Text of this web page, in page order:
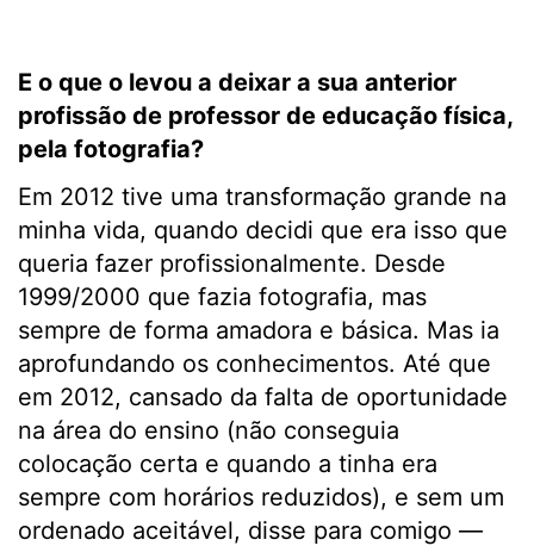
E o que o levou a deixar a sua anterior
profissão de professor de educação física,
pela fotografia?
Em 2012 tive uma transformação grande na
minha vida, quando decidi que era isso que
queria fazer profissionalmente. Desde
1999/2000 que fazia fotografia, mas
sempre de forma amadora e básica. Mas ia
aprofundando os conhecimentos. Até que
em 2012, cansado da falta de oportunidade
na área do ensino (não conseguia
colocação certa e quando a tinha era
sempre com horários reduzidos), e sem um
ordenado aceitável, disse para comigo —